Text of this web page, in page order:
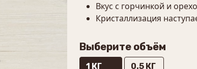
Вкус с горчинкой и
Кристаллизация
Выберите объём
1 КГ
0.5 КГ